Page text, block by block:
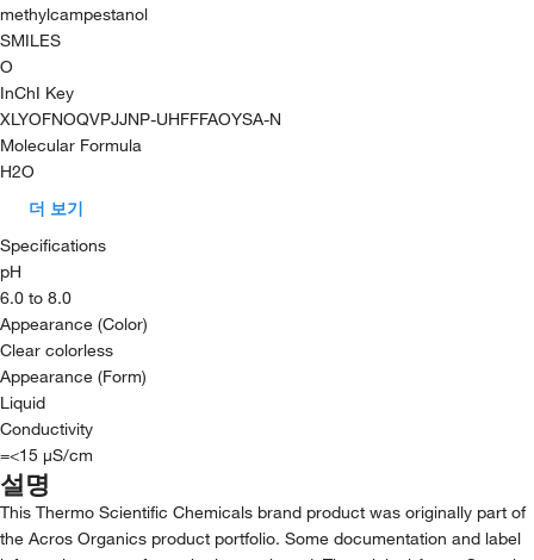
methylcampestanol
SMILES
O
InChI Key
XLYOFNOQVPJJNP-UHFFFAOYSA-N
Molecular Formula
H2O
더 보기
Specifications
pH
6.0 to 8.0
Appearance (Color)
Clear colorless
Appearance (Form)
Liquid
Conductivity
=<15 µS/cm
설명
This Thermo Scientific Chemicals brand product was originally part of
the Acros Organics product portfolio. Some documentation and label